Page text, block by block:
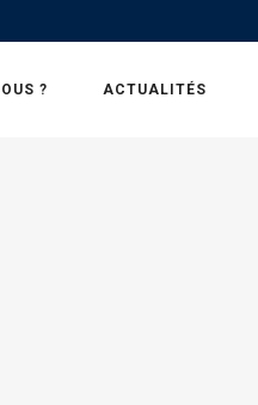
? ACTUALITÉS